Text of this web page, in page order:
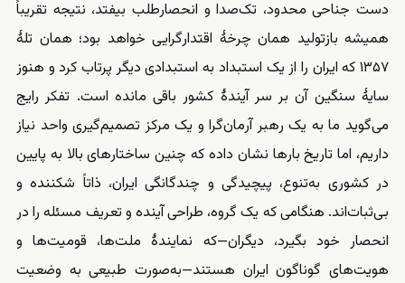
‌دست جناحی محدود، تک‌صدا و انحصارطلب بیفتد، نتیجه تقریباً
همیشه بازتولید همان چرخهٔ اقتدارگرایی خواهد بود؛ همان تلهٔ
۱۳۵۷ که ایران را از یک استبداد به استبدادی دیگر پرتاب کرد و هنوز
سایهٔ سنگین آن بر سر آیندهٔ کشور باقی مانده است. تفکر رایج
می‌گوید ما به یک رهبر آرمان‌گرا و یک مرکز تصمیم‌گیری واحد نیاز
داریم، اما تاریخ بارها نشان داده که چنین ساختارهای بالا‌ به ‌پایین
در کشوری به‌تنوع، پیچیدگی و چندگانگی ایران، ذاتاً شکننده و
بی‌ثبات‌اند. هنگامی که یک گروه، طراحی آینده و تعریف مسئله را در
انحصار خود بگیرد، دیگران—که نمایندهٔ ملت‌ها، قومیت‌ها و
هویت‌های گوناگون ایران هستند—به‌صورت طبیعی به وضعیت